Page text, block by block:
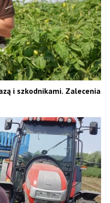
i szkodnikami. Zalecenia